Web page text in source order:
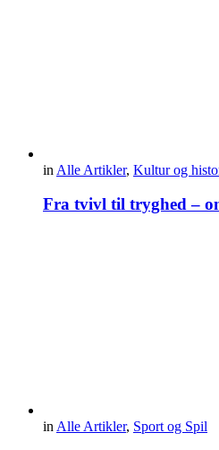
in Alle Artikler, Kultur og
Fra tvivl til tryghed –
in Alle Artikler, Sport og Spil